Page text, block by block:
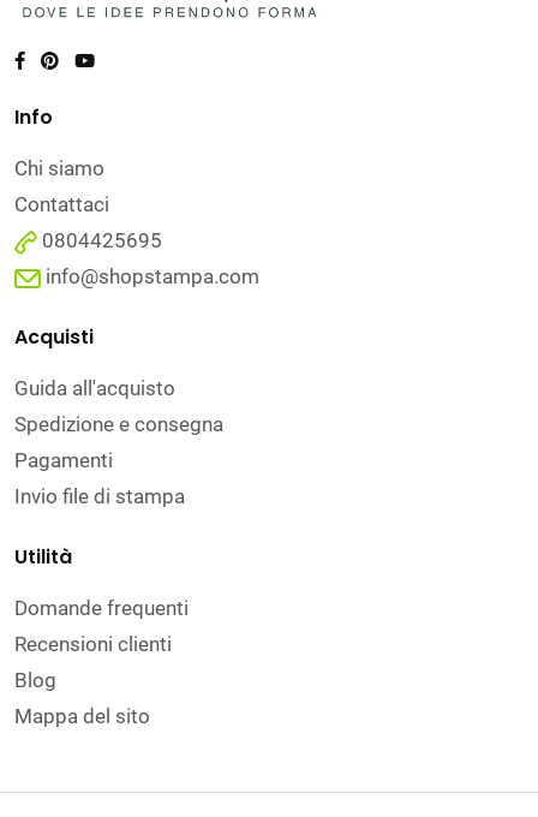
Info
Chi siamo
Contattaci
0804425695
info@shopstampa.com
Acquisti
Guida all'acquisto
Spedizione e consegna
Pagamenti
Invio file di stampa
Utilità
Domande frequenti
Recensioni clienti
Blog
Mappa del sito